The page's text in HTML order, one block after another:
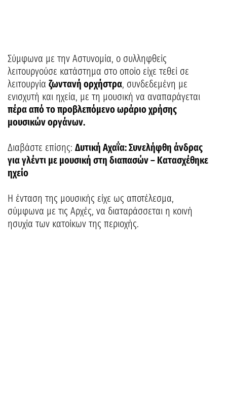
Σύμφωνα με την Αστυνομία, ο συλληφθείς
λειτουργούσε κατάστημα στο οποίο είχε τεθεί σε
λειτουργία ζωντανή ορχήστρα, συνδεδεμένη με
ενισχυτή και ηχεία, με τη μουσική να αναπαράγεται
πέρα από το προβλεπόμενο ωράριο χρήσης
μουσικών οργάνων.
Διαβάστε επίσης: Δυτική Αχαΐα: Συνελήφθη άνδρας
για γλέντι με μουσική στη διαπασών – Κατασχέθηκε
ηχείο
Η ένταση της μουσικής είχε ως αποτέλεσμα,
σύμφωνα με τις Αρχές, να διαταράσσεται η κοινή
ησυχία των κατοίκων της περιοχής.